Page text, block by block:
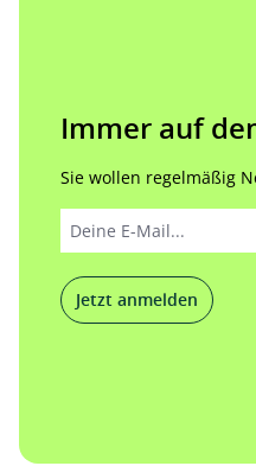
Immer auf
Sie wollen regelmäßig
Jetzt anmelden